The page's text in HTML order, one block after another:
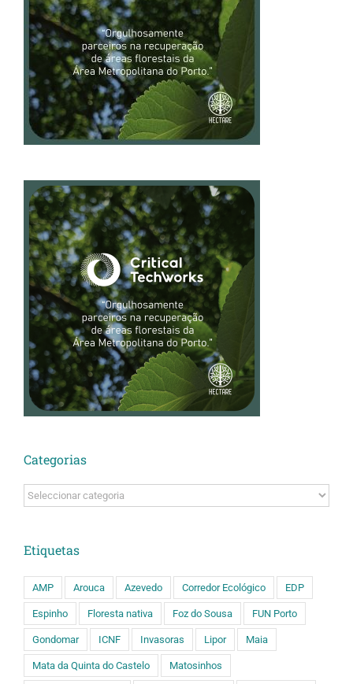
Categorias
Categorias
Etiquetas
AMP Arouca Azevedo Corredor Ecológico EDP
Espinho Floresta nativa Foz do Sousa FUN Porto
Gondomar ICNF Invasoras Lipor Maia
Mata da Quinta do Castelo Matosinhos